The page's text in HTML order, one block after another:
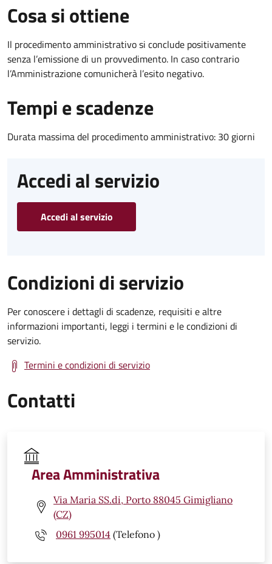
Cosa si ottiene
Il procedimento amministrativo si conclude positivamente
senza l’emissione di un provvedimento. In caso contrario
l’Amministrazione comunicherà l’esito negativo.
Tempi e scadenze
Durata massima del procedimento amministrativo: 30 giorni
Accedi al servizio
Accedi al servizio
Condizioni di servizio
Per conoscere i dettagli di scadenze, requisiti e altre
informazioni importanti, leggi i termini e le condizioni di
servizio.
Termini e condizioni di servizio
Contatti
Area Amministrativa
Via Maria SS.di, Porto 88045 Gimigliano
(CZ)
0961 995014 (Telefono )